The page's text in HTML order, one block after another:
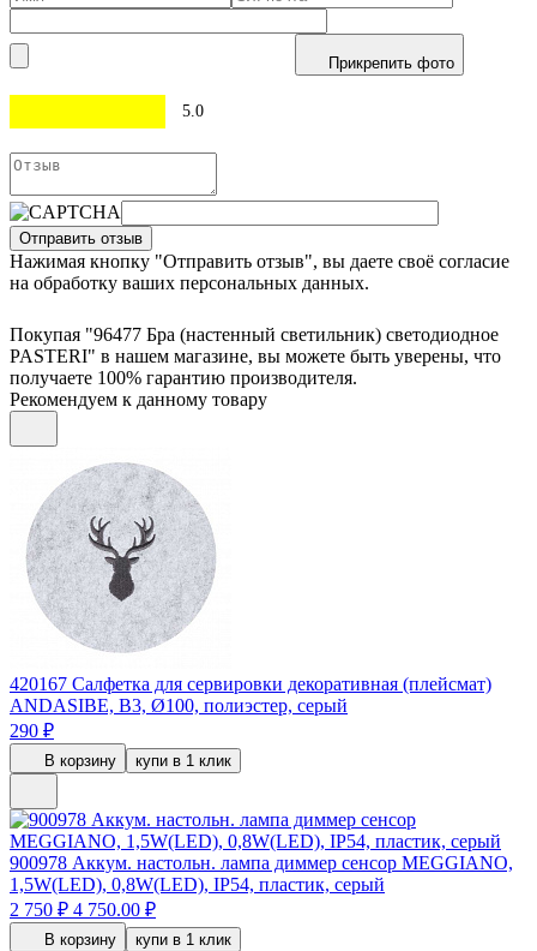
Прикрепить фото
5.0
Отправить отзыв
Нажимая кнопку "Отправить отзыв", вы даете своё согласие
на обработку ваших персональных данных.
Покупая "96477 Бра (настенный светильник) светодиодное
PASTERI" в нашем магазине, вы можете быть уверены, что
получаете 100% гарантию производителя.
Рекомендуем к данному товару
420167 Салфетка для сервировки декоративная (плейсмат)
ANDASIBE, B3, Ø100, полиэстер, серый
290 ₽
В корзину купи в 1 клик
900978 Аккум. настольн. лампа диммер сенсор MEGGIANO,
1,5W(LED), 0,8W(LED), IP54, пластик, серый
2 750 ₽ 4 750.00 ₽
В корзину купи в 1 клик